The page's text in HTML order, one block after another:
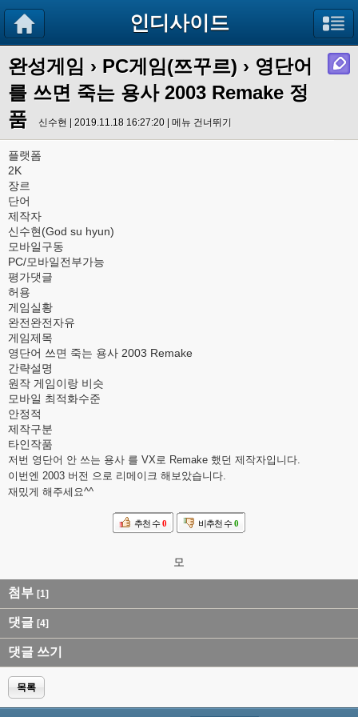
인디사이드
완성게임 › PC게임(쯔꾸르) › 영단어
를 쓰면 죽는 용사 2003 Remake 정
품
신수현 | 2019.11.18 16:27:20 | 메뉴 건너뛰기
플랫폼
2K
장르
단어
제작자
신수현(God su hyun)
모바일구동
PC/모바일전부가능
평가댓글
허용
게임실황
완전완전자유
게임제목
영단어 쓰면 죽는 용사 2003 Remake
간략설명
원작 게임이랑 비슷
모바일 최적화수준
안정적
제작구분
타인작품
저번 영단어 안 쓰는 용사 를 VX로 Remake 했던 제작자입니다.
이번엔 2003 버전 으로 리메이크 해보았습니다.
재밌게 해주세요^^
추천 수 0 비추천 수 0
모
첨부 [1]
댓글 [4]
댓글 쓰기
목록